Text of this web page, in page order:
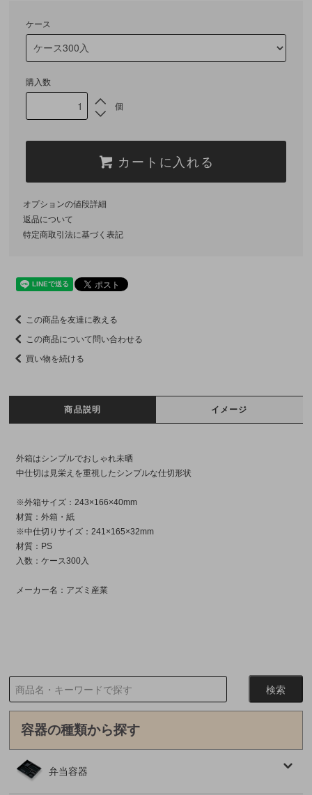
ケース
購入数
個
カートに入れる
オプションの値段詳細
返品について
特定商取引法に基づく表記
この商品を友達に教える
この商品について問い合わせる
買い物を続ける
商品説明 イメージ
外箱はシンプルでおしゃれ未晒
中仕切は見栄えを重視したシンプルな仕切形状
※外箱サイズ：243×166×40mm
材質：外箱・紙
※中仕切りサイズ：241×165×32mm
材質：PS
入数：ケース300入
メーカー名：アズミ産業
容器の種類から探す
弁当容器